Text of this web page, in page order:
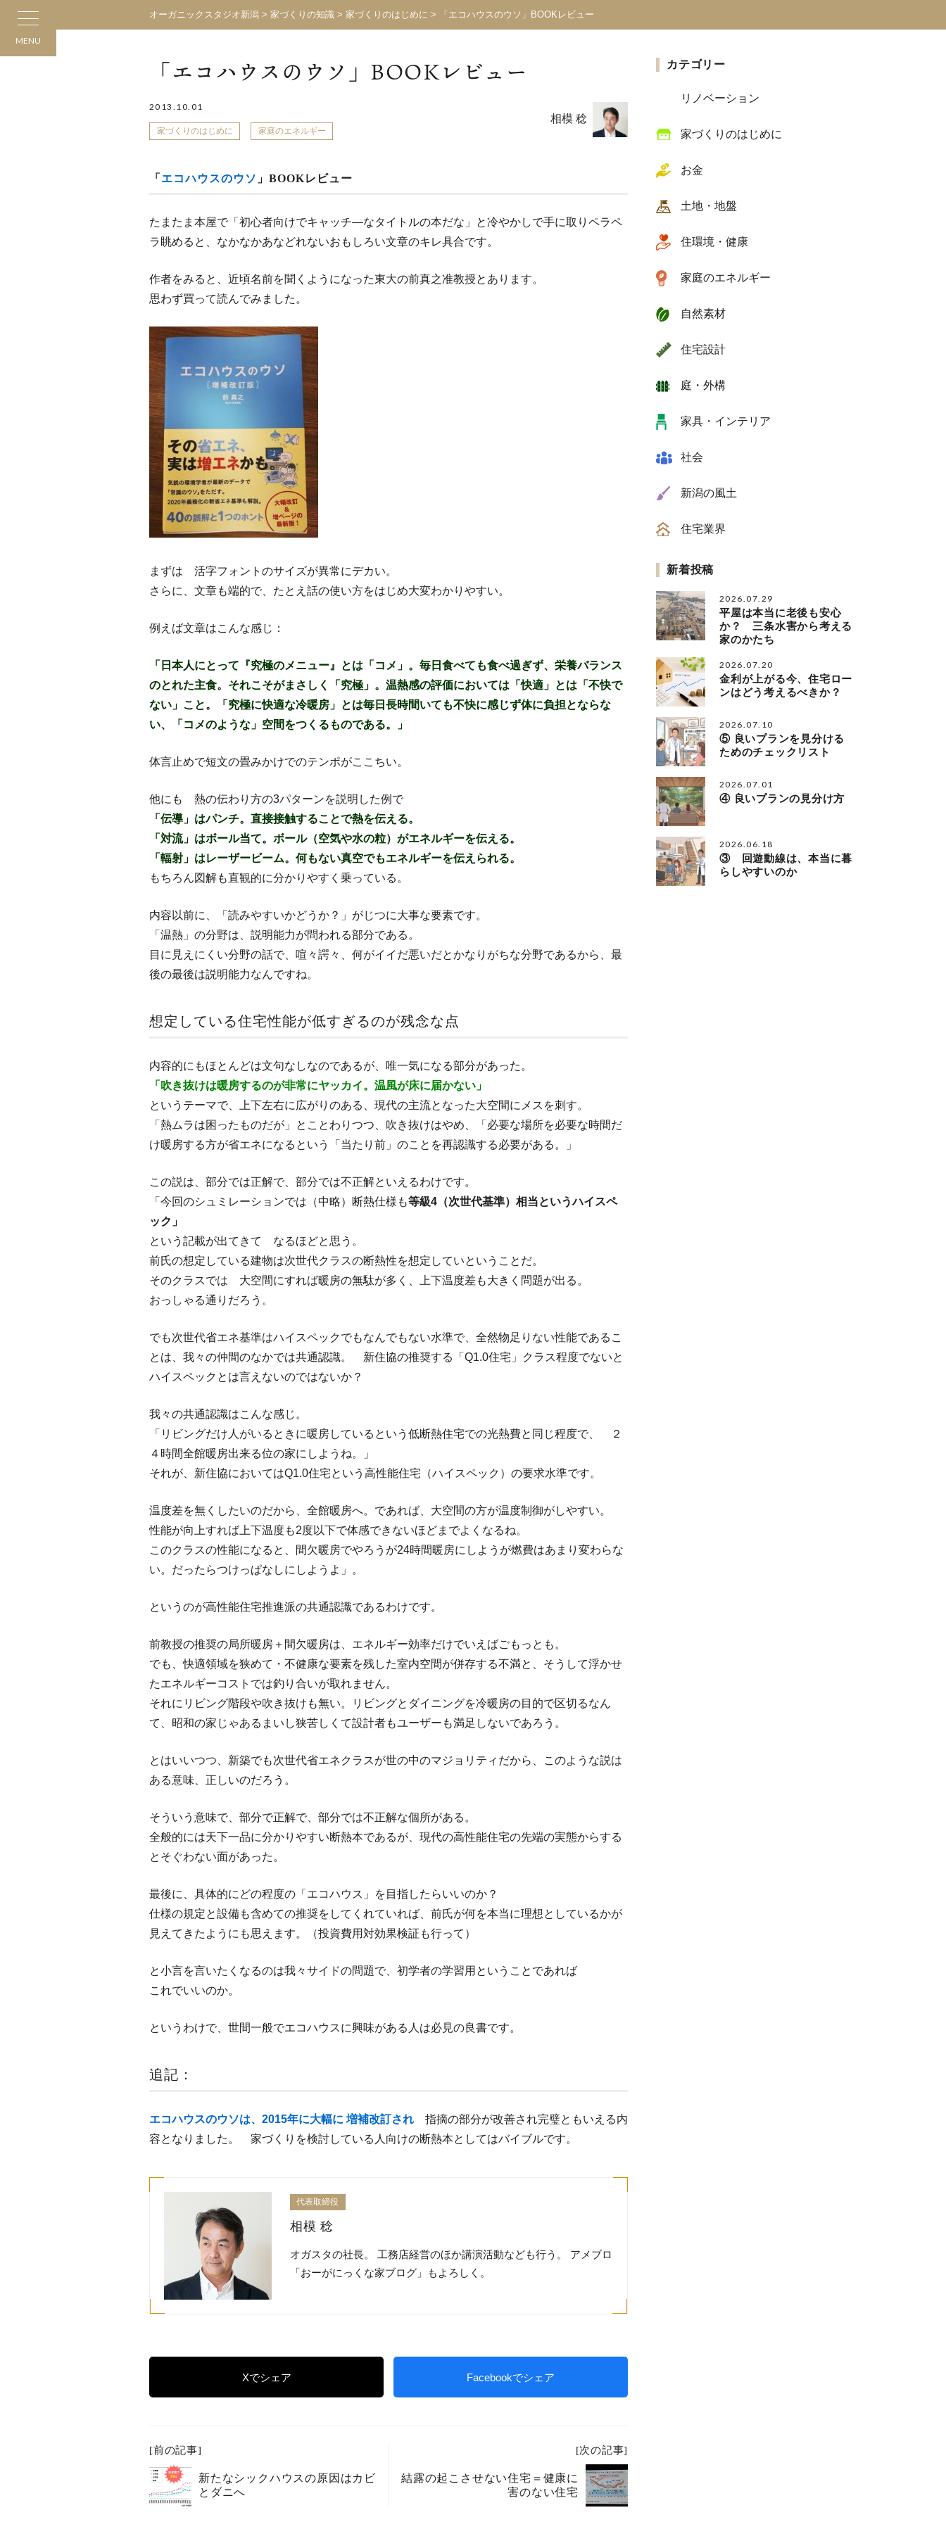
MENU
オーガニックスタジオ新潟 > 家づくりの知識 > 家づくりのはじめに > 「エコハウスのウソ」BOOKレビュー
「エコハウスのウソ」BOOKレビュー
2013.10.01
家づくりのはじめに 家庭のエネルギー
相模 稔
「 エコハウスのウソ 」BOOKレビュー
たまたま本屋で「初心者向けでキャッチ―なタイトルの本だな」と冷やかしで手に取りペラペ
ラ眺めると、なかなかあなどれないおもしろい文章のキレ具合です。
作者をみると、近頃名前を聞くようになった東大の前真之准教授とあります。
思わず買って読んでみました。
まずは 活字フォントのサイズが異常にデカい。
さらに、文章も端的で、たとえ話の使い方をはじめ大変わかりやすい。
例えば文章はこんな感じ：
「日本人にとって『究極のメニュー』とは「コメ」。毎日食べても食べ過ぎず、栄養バランス
のとれた主食。それこそがまさしく「究極」。温熱感の評価においては「快適」とは「不快で
ない」こと。「究極に快適な冷暖房」とは毎日長時間いても不快に感じず体に負担とならな
い、「コメのような」空間をつくるものである。」
体言止めで短文の畳みかけでのテンポがここちい。
他にも 熱の伝わり方の3パターンを説明した例で
「伝導」はパンチ。直接接触することで熱を伝える。
「対流」はボール当て。ボール（空気や水の粒）がエネルギーを伝える。
「輻射」はレーザービーム。何もない真空でもエネルギーを伝えられる。
もちろん図解も直観的に分かりやすく乗っている。
内容以前に、「読みやすいかどうか？」がじつに大事な要素です。
「温熱」の分野は、説明能力が問われる部分である。
目に見えにくい分野の話で、喧々諤々、何がイイだ悪いだとかなりがちな分野であるから、最
後の最後は説明能力なんですね。
想定している住宅性能が低すぎるのが残念な点
内容的にもほとんどは文句なしなのであるが、唯一気になる部分があった。
「吹き抜けは暖房するのが非常にヤッカイ。温風が床に届かない」
というテーマで、上下左右に広がりのある、現代の主流となった大空間にメスを刺す。
「熱ムラは困ったものだが」とことわりつつ、吹き抜けはやめ、「必要な場所を必要な時間だ
け暖房する方が省エネになるという「当たり前」のことを再認識する必要がある。」
この説は、部分では正解で、部分では不正解といえるわけです。
「今回のシュミレーションでは（中略）断熱仕様も等級4（次世代基準）相当というハイスペ
ック」
という記載が出てきて なるほどと思う。
前氏の想定している建物は次世代クラスの断熱性を想定していということだ。
そのクラスでは 大空間にすれば暖房の無駄が多く、上下温度差も大きく問題が出る。
おっしゃる通りだろう。
でも次世代省エネ基準はハイスペックでもなんでもない水準で、全然物足りない性能であるこ
とは、我々の仲間のなかでは共通認識。 新住協の推奨する「Q1.0住宅」クラス程度でないと
ハイスペックとは言えないのではないか？
我々の共通認識はこんな感じ。
「リビングだけ人がいるときに暖房しているという低断熱住宅での光熱費と同じ程度で、 ２
４時間全館暖房出来る位の家にしようね。」
それが、新住協においてはQ1.0住宅という高性能住宅（ハイスペック）の要求水準です。
温度差を無くしたいのだから、全館暖房へ。であれば、大空間の方が温度制御がしやすい。
性能が向上すれば上下温度も2度以下で体感できないほどまでよくなるね。
このクラスの性能になると、間欠暖房でやろうが24時間暖房にしようが燃費はあまり変わらな
い。だったらつけっぱなしにしようよ」。
というのが高性能住宅推進派の共通認識であるわけです。
前教授の推奨の局所暖房＋間欠暖房は、エネルギー効率だけでいえばごもっとも。
でも、快適領域を狭めて・不健康な要素を残した室内空間が併存する不満と、そうして浮かせ
たエネルギーコストでは釣り合いが取れません。
それにリビング階段や吹き抜けも無い。リビングとダイニングを冷暖房の目的で区切るなん
て、昭和の家じゃあるまいし狭苦しくて設計者もユーザーも満足しないであろう。
とはいいつつ、新築でも次世代省エネクラスが世の中のマジョリティだから、このような説は
ある意味、正しいのだろう。
そういう意味で、部分で正解で、部分では不正解な個所がある。
全般的には天下一品に分かりやすい断熱本であるが、現代の高性能住宅の先端の実態からする
とそぐわない面があった。
最後に、具体的にどの程度の「エコハウス」を目指したらいいのか？
仕様の規定と設備も含めての推奨をしてくれていれば、前氏が何を本当に理想としているかが
見えてきたようにも思えます。（投資費用対効果検証も行って）
と小言を言いたくなるのは我々サイドの問題で、初学者の学習用ということであれば
これでいいのか。
というわけで、世間一般でエコハウスに興味がある人は必見の良書です。
追記：
エコハウスのウソは、2015年に大幅に 増補改訂され 指摘の部分が改善され完璧ともいえる内
容となりました。 家づくりを検討している人向けの断熱本としてはバイブルです。
代表取締役
相模 稔
オガスタの社長。 工務店経営のほか講演活動なども行う。 アメブロ
「おーがにっくな家ブログ」もよろしく。
Xでシェア Facebookでシェア
[前の記事]
新たなシックハウスの原因はカビ
とダニへ
[次の記事]
結露の起こさせない住宅＝健康に
害のない住宅
カテゴリー
リノベーション
家づくりのはじめに
お金
土地・地盤
住環境・健康
家庭のエネルギー
自然素材
住宅設計
庭・外構
家具・インテリア
社会
新潟の風土
住宅業界
新着投稿
2026.07.29
平屋は本当に老後も安心
か？ 三条水害から考える
家のかたち
2026.07.20
金利が上がる今、住宅ロー
ンはどう考えるべきか？
2026.07.10
⑤ 良いプランを見分ける
ためのチェックリスト
2026.07.01
④ 良いプランの見分け方
2026.06.18
③ 回遊動線は、本当に暮
らしやすいのか